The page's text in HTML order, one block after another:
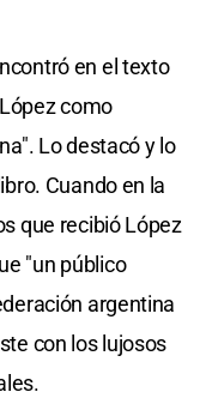
en el texto
como
Lo destacó y lo
Cuando en la
que recibió López
"un público
argentina
con los lujosos